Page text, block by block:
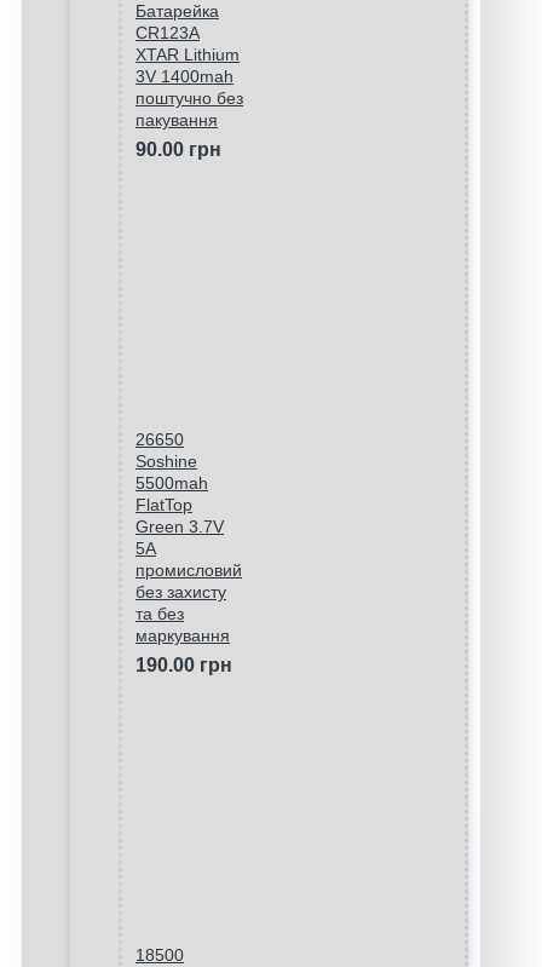
Батарейка
CR123A
XTAR Lithium
3V 1400mah
поштучно без
пакування
90.00 грн
26650
Soshine
5500mah
FlatTop
Green 3.7V
5A
промисловий
без захисту
та без
маркування
190.00 грн
18500